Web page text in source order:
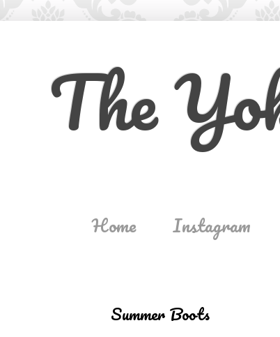
The
Home Instagram
Summer Boots